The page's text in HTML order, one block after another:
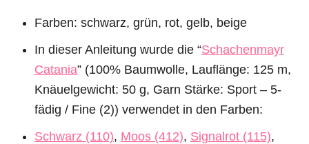
Farben: schwarz, grün, rot, gelb, beige
In dieser Anleitung wurde die “Schachenmayr
Catania” (100% Baumwolle, Lauflänge: 125 m,
Knäuelgewicht: 50 g, Garn Stärke: Sport – 5-
fädig / Fine (2)) verwendet in den Farben:
Schwarz (110), Moos (412), Signalrot (115),